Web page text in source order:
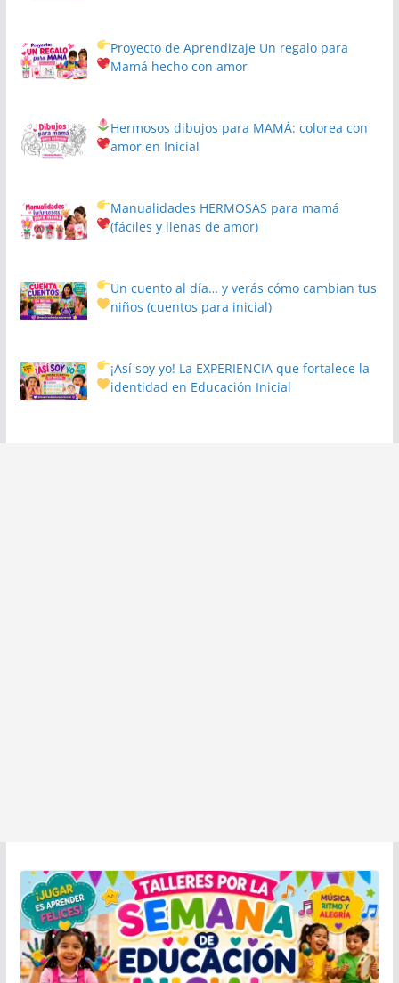
Proyecto de Aprendizaje Un regalo para
Mamá hecho con amor
Hermosos dibujos para MAMÁ: colorea con
amor en Inicial
Manualidades HERMOSAS para mamá
(fáciles y llenas de amor)
Un cuento al día… y verás cómo cambian tus
niños(cuentos para inicial)
¡Así soy yo! La EXPERIENCIA que fortalece la
identidad en Educación Inicial